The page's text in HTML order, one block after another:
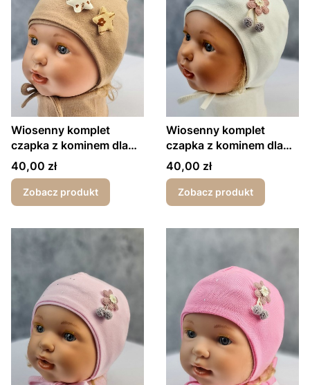
Wiosenny komplet
czapka z kominem dla
dziewczynki gwiazdki
beżowy
Cena
40,00 zł
Zobacz produkt
Wiosenny komplet
czapka z kominem dla
dziewczynki kwiatuszek
ecru
Cena
40,00 zł
Zobacz produkt